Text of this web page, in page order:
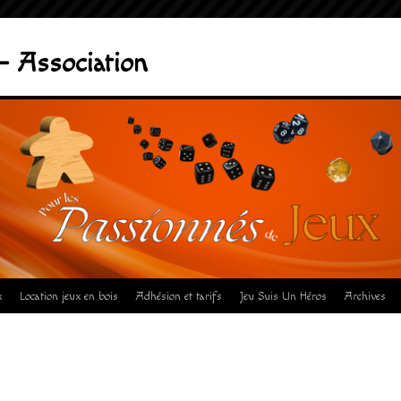
Association
Location jeux en bois Adhésion et tarifs Jeu Suis Un Héros Archives